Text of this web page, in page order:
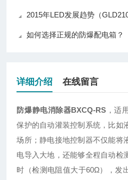
2015年LED发展趋势（
如何选择正规的防爆配电箱？
详细介绍 在线留言
防爆静电消除器BXCQ-RS ，适
保护的自动灌装控制系统，比如
场所；静电接地控制器不仅能将
电导入大地，还能够全程自动检
时（检测电阻值大于60Ω），发